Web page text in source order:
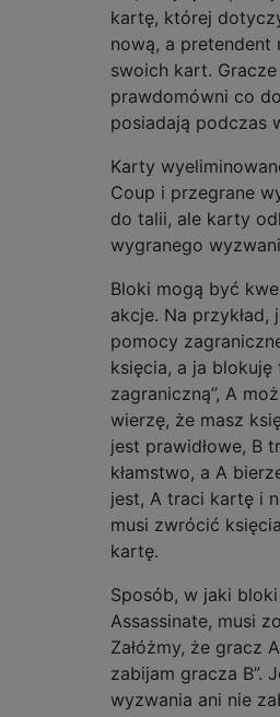
kartę, której
nową, a pretendent
swoich kart.
prawdomówni co
posiadają podczas
Karty
Coup i przegrane
do talii, ale karty
wygranego
Bloki mogą być
akcje. Na przykład,
pomocy
księcia, a ja
zagraniczną”, A
wierzę, że masz
jest prawidłowe, B
kłamstwo, a A
jest, A traci kartę i
musi zwrócić
kartę.
Sposób, w jaki
Assassinate, musi
Załóżmy, że gracz
zabijam gracza B”.
wyzwania ani nie